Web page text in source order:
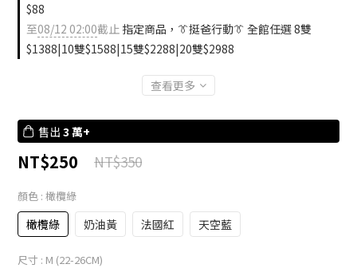
$88
至08/12 02:00截止 指定商品，👔挺爸行動👔 全館任選 8雙
$1388|10雙$1588|15雙$2288|20雙$2988
查看更多
售出 3 萬+
NT$250 NT$350
顏色 : 橄欖綠
橄欖綠 奶油黃 法國紅 天空藍
尺寸 : M (22-26CM)